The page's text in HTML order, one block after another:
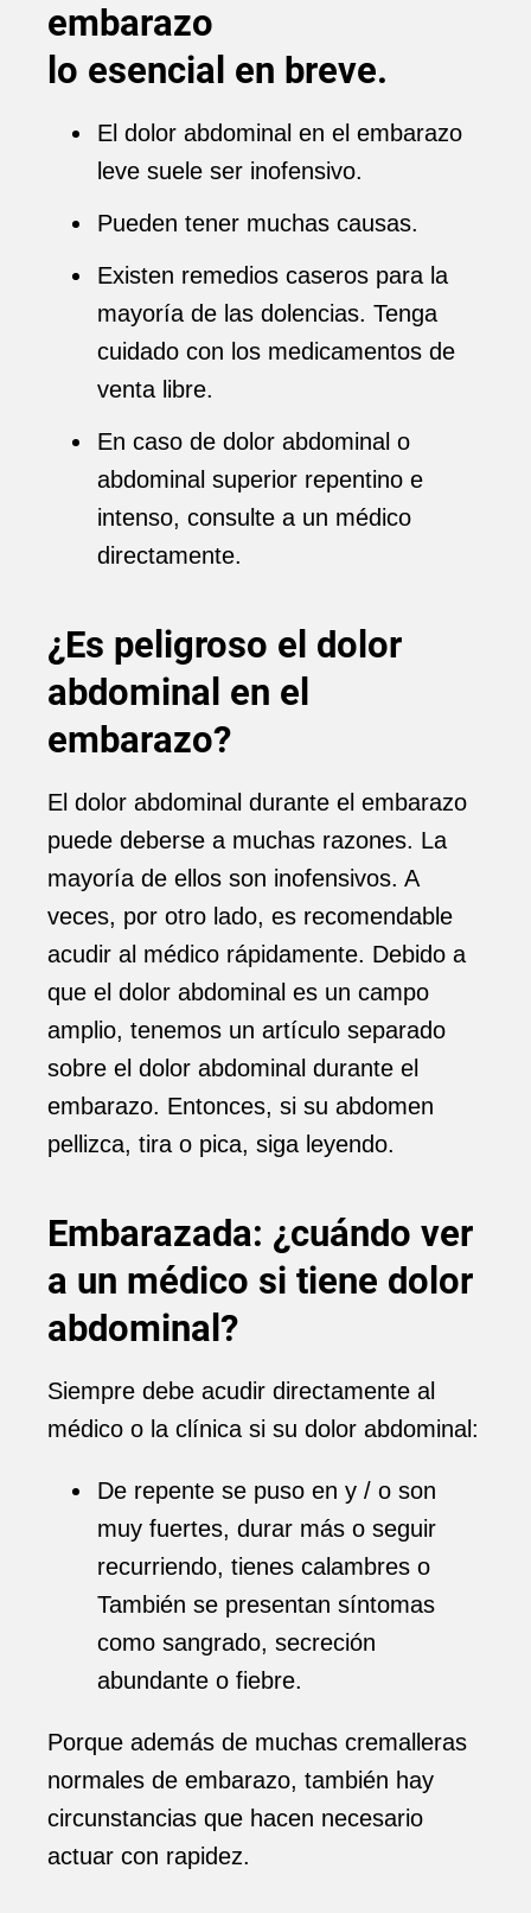
embarazo
lo esencial en breve.
El dolor abdominal en el embarazo
leve suele ser inofensivo.
Pueden tener muchas causas.
Existen remedios caseros para la
mayoría de las dolencias. Tenga
cuidado con los medicamentos de
venta libre.
En caso de dolor abdominal o
abdominal superior repentino e
intenso, consulte a un médico
directamente.
¿Es peligroso el dolor
abdominal en el
embarazo?
El dolor abdominal durante el embarazo
puede deberse a muchas razones. La
mayoría de ellos son inofensivos. A
veces, por otro lado, es recomendable
acudir al médico rápidamente. Debido a
que el dolor abdominal es un campo
amplio, tenemos un artículo separado
sobre el dolor abdominal durante el
embarazo. Entonces, si su abdomen
pellizca, tira o pica, siga leyendo.
Embarazada: ¿cuándo ver
a un médico si tiene dolor
abdominal?
Siempre debe acudir directamente al
médico o la clínica si su dolor abdominal:
De repente se puso en y / o son
muy fuertes, durar más o seguir
recurriendo, tienes calambres o
También se presentan síntomas
como sangrado, secreción
abundante o fiebre.
Porque además de muchas cremalleras
normales de embarazo, también hay
circunstancias que hacen necesario
actuar con rapidez.